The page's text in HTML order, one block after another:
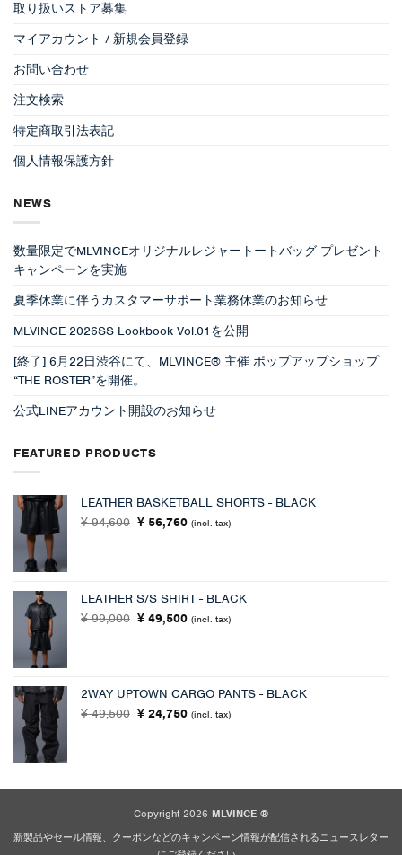
取り扱いストア募集
マイアカウント / 新規会員登録
お問い合わせ
注文検索
特定商取引法表記
個人情報保護方針
NEWS
数量限定でMLVINCEオリジナルレジャートートバッグ プレゼント
キャンペーンを実施
夏季休業に伴うカスタマーサポート業務休業のお知らせ
MLVINCE 2026SS Lookbook Vol.01を公開
[終了] 6月22日渋谷にて、MLVINCE® 主催 ポップアップショップ
“THE ROSTER”を開催。
公式LINEアカウント開設のお知らせ
FEATURED PRODUCTS
LEATHER BASKETBALL SHORTS - BLACK
¥94,600 元
¥ 94,600
で
¥ 56,760現
は
¥ 56,760
(incl. tax)
LEATHER S/S SHIRT - BLACK
¥99,000 元
¥ 99,000
で
¥ 49,500現
は
¥ 49,500
(incl. tax)
2WAY UPTOWN CARGO PANTS - BLACK
¥49,500 元
¥ 49,500
で
た。
¥ 24,750現
は
¥ 24,750
す。
(incl. tax)
Copyright 2026 MLVINCE ®
新製品やセール情報、クーポンなどのキャンペーン情報が配信されるニュースレター